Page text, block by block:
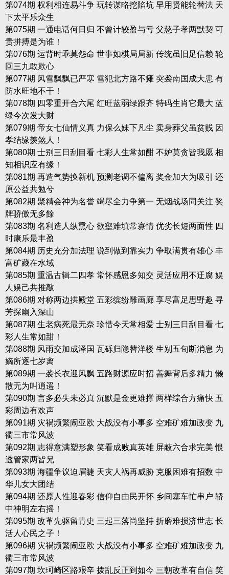
第074期 权利相连易斗争 玩转谋略挖陷坑 早用贤能轮替法 天
下太平乐众生
第075期 一通电话何日归 不曾计较盈与亏 父慈子孝两默契 可
贵拼搏是为谁！
第076期 运背时乖莫怨命 世事如棋局局新 传统虽旧足信赖 轮
回三九敢欺心
第077期 风雪飘飘已严寒 雪犯北方路不瘫 突袭南国成大患 有
防水旺地不干！
第078期 四零重开合六尾 红旺蓝弱绿跟齐 特码生肖它最大 蓝
绿今次发大财
第079期 帝女七仙情义真 力保么妹下凡尘 卖身葬父虽贫贱 因
孝结缘羡煞人！
第080期 士别三日刮目看 七彩人生常如酣 不妒莫贪皆我愿 相
知相识应有缘！
第081期 再造气势换新机 预测老调不偏离 奖金加大为吸引 还
原公益共勉兮
第082期 聚精会神为名誉 竭尽全力争第一 无烟战场同关注 奖
牌骄傲无多餘
第083期 名利造人纵熏心 欲壑难填常寡情 优劣长短两面性 四
时康乐最丰盈
第084期 历史充分加法理 说到做到靠实力 争取满贯有雄心 丰
富矿藏在水域
第085期 重温古辑二四孝 常怀感恩多知交 灵活应用不迂腐 娱
人娱己共推敲
第086期 对称两边拱殿堂 五彩缤纷雕画廊 享尽富足思野趣 寻
芳探幽入深山
第087期 生老病死最无奈 珍惜今天常相爱 士别三日刮目看 七
彩人生常如甜！
第088期 风雨交加成泽国 瓦砾归隐替洋楼 生别五旬断消息 为
嫡所逐七岁离
第089期 一袭长衣迎风飘 五路财源应时招 善舞背后多精力 懒
散无为叫逍遥！
第090期 言多必失未必真 沉默是金更难撑 两样综合方痛快 五
彩周边有欢声
第091期 灾祸频繁闹亚欧 大战没有小事多 空难矿难加政变 九
衢三市常风波
第092期 志得意满塑形象 笑看成败真英雄 屏蔽六合求完美 恨
透管家两皆兄
第093期 海疆争议迫眉睫 天灾人祸再威胁 克服困难有招数 中
华儿女大团结
第094期 还原人性迎春彩 信仰自由民开怀 乡间塞车忙串户 轿
中神明左右摇！
第095期 改革先驱留青史 三起三落尚坚持 折磨难损济世志 长
活人心民之子！
第096期 灾祸频繁闹亚欧 大战没有小事多 空难矿难加政变 九
衢三市常风波
第097期 坎珂崎区路艰辛 拨乱反正到如今 三朝改革有自信 笑